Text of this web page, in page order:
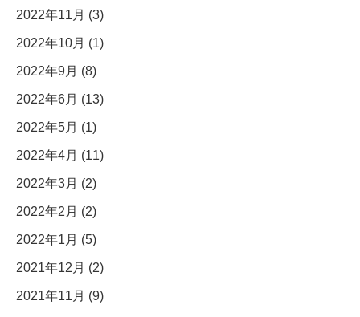
2022年11月 (3)
2022年10月 (1)
2022年9月 (8)
2022年6月 (13)
2022年5月 (1)
2022年4月 (11)
2022年3月 (2)
2022年2月 (2)
2022年1月 (5)
2021年12月 (2)
2021年11月 (9)